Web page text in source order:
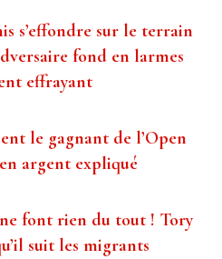
s’effondre sur le terrain
fond en larmes
effrayant
le gagnant de l’Open
argent expliqué
font rien du tout ! Tory
suit les migrants